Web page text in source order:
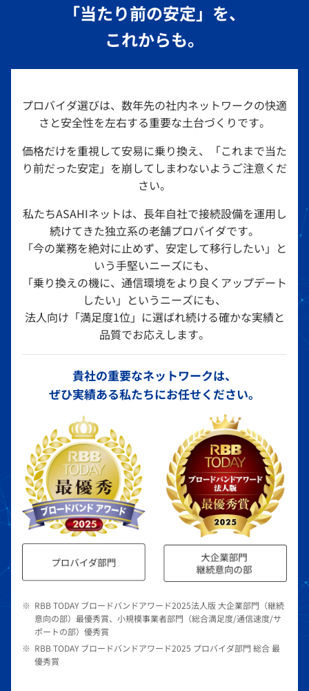
「当たり前の安定」を、
これからも。
プロバイダ選びは、数年先の社内ネットワークの快適
さと安全性を左右する重要な土台づくりです。
価格だけを重視して安易に乗り換え、「これまで当た
り前だった安定」を崩してしまわないようご注意くだ
さい。
私たちASAHIネットは、長年自社で接続設備を運用し
続けてきた独立系の老舗プロバイダです。
「今の業務を絶対に止めず、安定して移行したい」と
いう手堅いニーズにも、
「乗り換えの機に、通信環境をより良くアップデート
したい」というニーズにも、
法人向け「満足度1位」に選ばれ続ける確かな実績と
品質でお応えします。
貴社の重要なネットワークは、
ぜひ実績ある私たちにお任せください。
※ RBB TODAY ブロードバンドアワード2025法人版 大企業部門（継続
意向の部）最優秀賞、小規模事業者部門（総合満足度/通信速度/サ
ポートの部）優秀賞
※ RBB TODAY ブロードバンドアワード2025 プロバイダ部門 総合 最
優秀賞